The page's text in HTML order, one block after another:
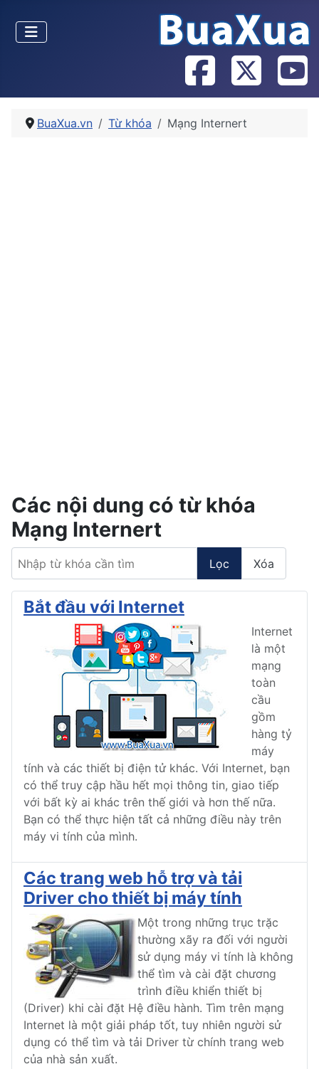
BuaXua.vn Từ khóa Mạng Internert
Các nội dung có từ khóa
Mạng Internert
Nhập từ khóa cần tìm
Lọc Xóa
Bắt đầu với Internet
Internet
là một
mạng
toàn
cầu
gồm
hàng tỷ
máy
tính và các thiết bị điện tử khác. Với Internet, bạn
có thể truy cập hầu hết mọi thông tin, giao tiếp
với bất kỳ ai khác trên thế giới và hơn thế nữa.
Bạn có thể thực hiện tất cả những điều này trên
máy vi tính của mình.
Các trang web hỗ trợ và tải
Driver cho thiết bị máy tính
Một trong những trục trặc
thường xãy ra đối với người
sử dụng máy vi tính là không
thể tìm và cài đặt chương
trình điều khiển thiết bị
(Driver) khi cài đặt Hệ điều hành. Tìm trên mạng
Internet là một giải pháp tốt, tuy nhiên người sử
dụng có thể tìm và tải Driver từ chính trang web
của nhà sản xuất.